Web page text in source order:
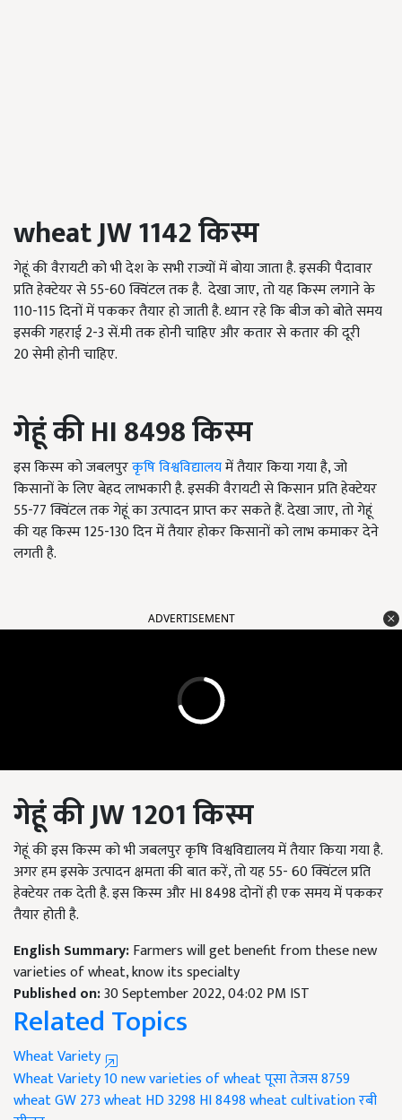
wheat JW 1142किस्म
गेहूं की वैरायटी को भी देश के सभी राज्यों में बोया जाता है. इसकी पैदावार
प्रति हेक्टेयर से 55-60 क्विंटल तक है. देखा जाए, तो यह किस्म लगाने के
110-115 दिनों में पककर तैयार हो जाती है. ध्यान रहे कि बीज को बोते समय
इसकी गहराई 2-3 सें.मी तक होनी चाहिए और कतार से कतार की दूरी
20 सेमी होनी चाहिए.
गेहूं कीHI 8498किस्म
इस किस्म को जबलपुरकृषि विश्वविद्यालयमें तैयार किया गया है, जो
किसानों के लिए बेहद लाभकारी है. इसकी वैरायटी से किसान प्रति हेक्टेयर
55-77 क्विंटल तक गेहूं का उत्पादन प्राप्त कर सकते हैं. देखा जाए, तो गेहूं
की यह किस्म 125-130 दिन में तैयार होकर किसानों को लाभ कमाकर देने
लगती है.
ADVERTISEMENT
गेहूं कीJW 1201किस्म
गेहूं की इस किस्म को भी जबलपुर कृषि विश्वविद्यालय में तैयार किया गया है.
अगर हम इसके उत्पादन क्षमता की बात करें, तो यह 55- 60 क्विंटल प्रति
हेक्टेयर तक देती है. इस किस्म और HI 8498 दोनों ही एक समय में पककर
तैयार होती है.
English Summary:Farmers will get benefit from these new
varieties of wheat, know its specialty
Published on:30 September 2022, 04:02 PM IST
Related Topics
Wheat Variety
Wheat Variety10 new varieties of wheatपूसा तेजस 8759
wheat GW 273wheat HD 3298 HI 8498wheat cultivationरबी